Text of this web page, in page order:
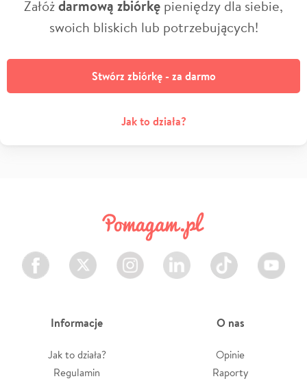
Załóżdarmową zbiórkę pieniędzy dla siebie,
swoich bliskich lub potrzebujących!
Stwórz zbiórkę - za darmo
Jak to działa?
Facebook Twitter Instagram LinkedIn TikTok Youtube
Informacje
Jak to działa?
Regulamin
O nas
Opinie
Raporty